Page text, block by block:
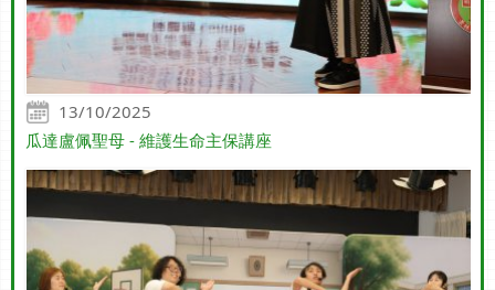
13/10/2025
瓜達盧佩聖母 - 維護生命主保講座